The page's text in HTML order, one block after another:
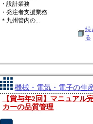
・設計業務
・発注者支援業務
＊九州管内の...
続
る
機械・電気・電子の生
【賞与年2回】マニュアル
カーの品質管理